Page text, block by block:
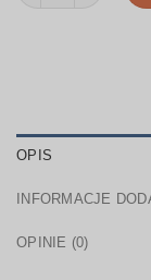
OPIS
INFORMACJE
OPINIE (0)